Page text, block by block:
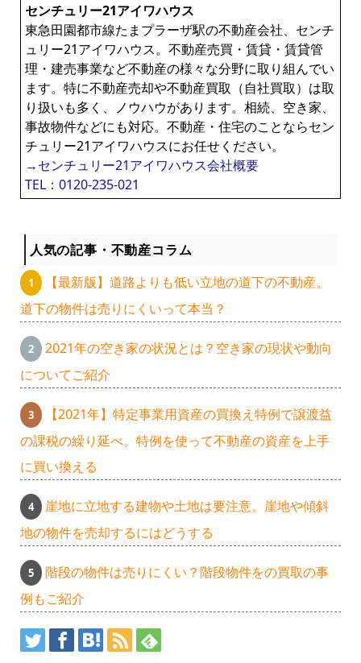
センチュリー21アイワハウス
東急田園都市線たまプラーザ駅の不動産会社、センチ
ュリー21アイワハウス。不動産売買・賃貸・賃貸管
理・建売事業など不動産の様々な分野に取り組んでい
ます。特に不動産売却や不動産買取（自社買取）は取
り扱いも多く、ノウハウがあります。相続、空き家、
事故物件などにも対応。不動産・住宅のことならセン
チュリー21アイワハウスにお任せください。
→センチュリー21アイワハウス会社概要
TEL：0120-235-021
人気の記事・不動産コラム
【最新版】道路よりも低い立地の道下の不動産。
道下の物件は売りにくいって本当？
2021年の空き家の状況とは？空き家の現状や動向
についてご紹介
【2021年】特定事業用資産の買換え特例で譲渡益
の課税の繰り延べ。特例を使って不動産の資産を上手
に買い換える
崖地に立地する建物や土地は要注意。崖地や傾斜
地の物件を売却するにはどうする
階段の物件は売りにくい？階段物件をの買取の事
例もご紹介